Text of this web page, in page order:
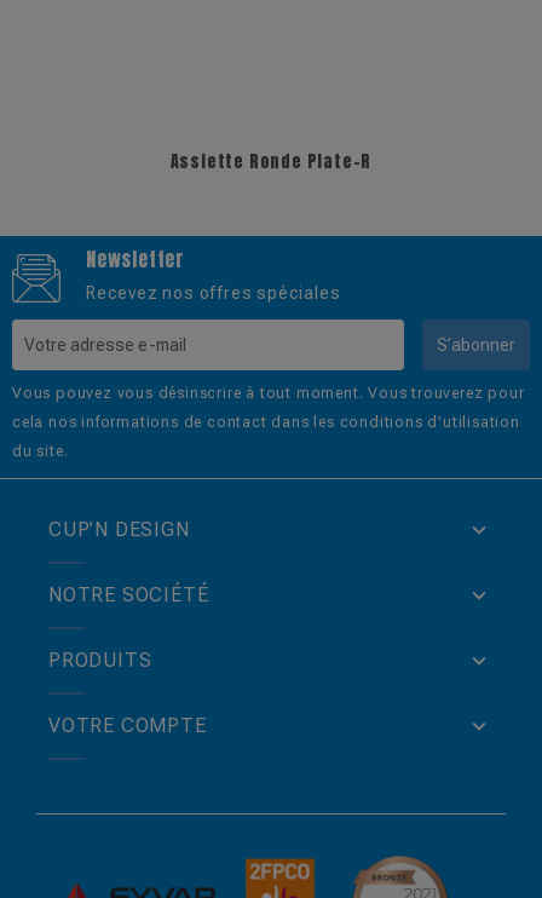
Assiette Ronde Plate-R
Newsletter
Recevez nos offres spéciales
S’abonner
Vous pouvez vous désinscrire à tout moment. Vous trouverez pour
cela nos informations de contact dans les conditions d'utilisation
du site.
CUP’N DESIGN
NOTRE SOCIÉTÉ
PRODUITS
VOTRE COMPTE